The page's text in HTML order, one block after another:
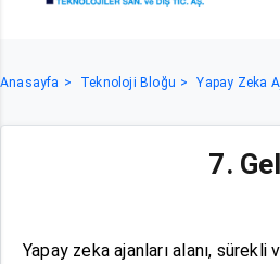
Anasayfa Teknoloji Bloğu Yapay Zeka
7.
Yapay zeka ajanları alanı, sürekli